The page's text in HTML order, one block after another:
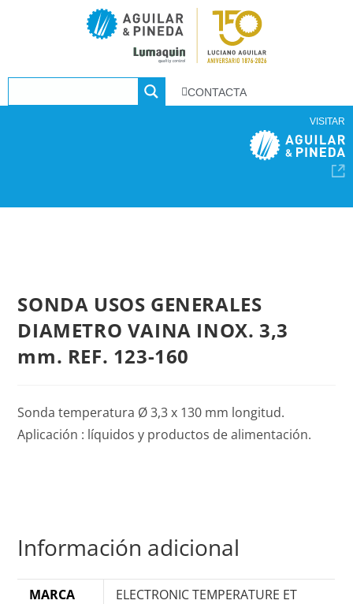
CONTACTA
VISITAR
SONDA USOS GENERALES
DIAMETRO VAINA INOX. 3,3
mm. REF. 123-160
Sonda temperatura Ø 3,3 x 130 mm longitud.
Aplicación : líquidos y productos de alimentación.
Información adicional
MARCA
ELECTRONIC TEMPERATURE ET